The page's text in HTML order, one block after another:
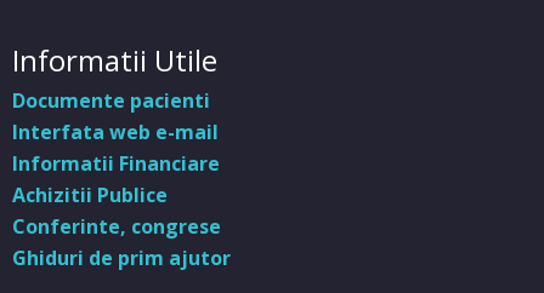
Informatii Utile
Documente pacienti
Interfata web e-mail
Informatii Financiare
Achizitii Publice
Conferinte, congrese
Ghiduri de prim ajutor